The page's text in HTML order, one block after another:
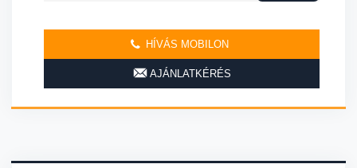
HÍVÁS MOBILON
AJÁNLATKÉRÉS